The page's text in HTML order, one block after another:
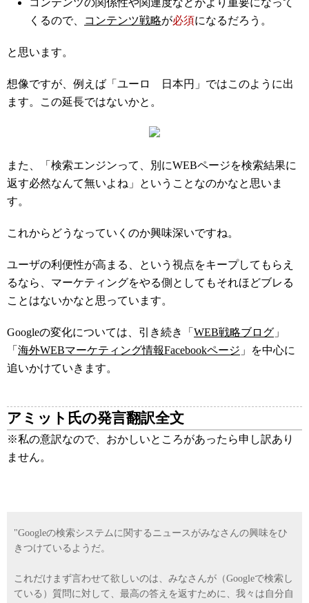
コンテンツの関係性や関連度などがより重要になって
くるので、
コンテンツ戦略が必須になるだろう。
と思います。
想像ですが、例えば「ユーロ 日本円」ではこのように出
ます。この延長ではないかと。
また、「検索エンジンって、別にWEBページを検索結果に
返す必然なんて無いよね」ということなのかなと思いま
す。
これからどうなっていくのか興味深いですね。
ユーザの利便性が高まる、という視点をキープしてもらえ
るなら、マーケティングをやる側としてもそれほどブレる
ことはないかなと思っています。
Googleの変化については、引き続き「 WEB戦略ブログ 」
「 海外WEBマーケティング情報Facebookページ 」を中心に
追いかけていきます。
アミット氏の発言翻訳全文
※私の意訳なので、おかしいところがあったら申し訳あり
ません。
"Googleの検索システムに関するニュースがみなさんの興味をひ
きつけているようだ。
これだけまず言わせて欲しいのは、みなさんが（Googleで検索し
ている）質問に対して、最高の答えを返すために、我々は自分自